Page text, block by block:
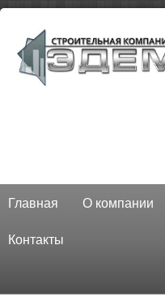
Главная О компании
Контакты